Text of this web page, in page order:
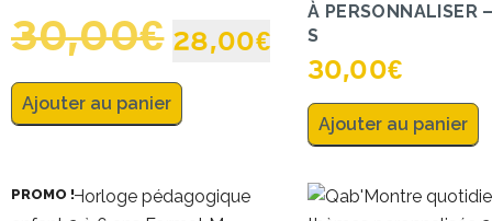
30,00€ 28,00€
Ajouter au panier
À PERSONNALISER
S
30,00€
Ajouter au panier
PROMO !